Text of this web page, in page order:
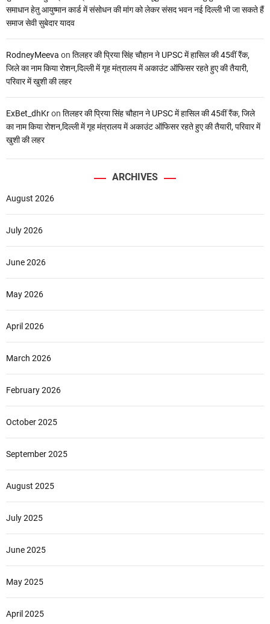
समाधान हेतु आयुष्मान कार्ड में संसोधन की मांग को लेकर संसद भवन नई दिल्ली भी जा सकते हैं
समाज सेवी सुबेदार यादव
RodneyMeeva on तिलहर की प्रिया सिंह चौहान ने UPSC में हासिल की 45वीं रैंक,
जिले का नाम किया रोशन,दिल्ली में गृह मंत्रालय में अकाउंट ऑफिसर रहते हुए की तैयारी,
परिवार में खुशी की लहर
ExBet_dhKron तिलहर की प्रिया सिंह चौहान ने UPSC में हासिल की 45वीं रैंक, जिले
का नाम किया रोशन,दिल्ली में गृह मंत्रालय में अकाउंट ऑफिसर रहते हुए की तैयारी, परिवार में
खुशी की लहर
ARCHIVES
August 2026
July 2026
June 2026
May 2026
April 2026
March 2026
February 2026
October 2025
September 2025
August 2025
July 2025
June 2025
May 2025
April 2025